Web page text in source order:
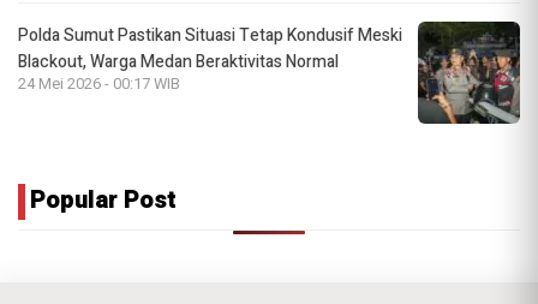
Polda Sumut Pastikan Situasi Tetap Kondusif Meski
Blackout, Warga Medan Beraktivitas Normal
24 Mei 2026 - 00:17 WIB
Popular Post